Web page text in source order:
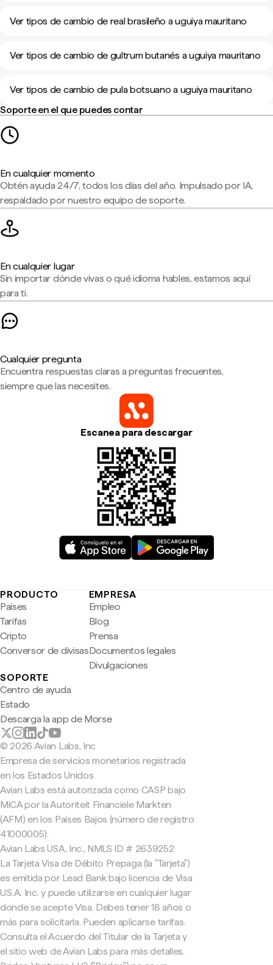
Ver tipos de cambio de real brasileño a uguiya mauritano
Ver tipos de cambio de gultrum butanés a uguiya mauritano
Ver tipos de cambio de pula botsuano a uguiya mauritano
Soporte en el que puedes contar
En cualquier momento
Obtén ayuda 24/7, todos los días del año. Impulsado por IA,
respaldado por nuestro equipo de soporte.
En cualquier lugar
Sin importar dónde vivas o qué idioma hables, estamos aquí
para ti.
Cualquier pregunta
Encuentra respuestas claras a preguntas frecuentes,
siempre que las necesites.
Escanea para descargar
PRODUCTO
Países
Tarifas
Cripto
Conversor de divisas
EMPRESA
Empleo
Blog
Prensa
Documentos legales
Divulgaciones
SOPORTE
Centro de ayuda
Estado
Descarga la app de Morse
© 2026 Avian Labs, Inc
Empresa de servicios monetarios registrada
en los Estados Unidos
Avian Labs está autorizada como CASP bajo
MiCA por la Autoriteit Financiële Markten
(AFM) en los Países Bajos (número de registro
41000005).
Avian Labs USA, Inc., NMLS ID # 2639252
La Tarjeta Visa de Débito Prepaga (la "Tarjeta")
es emitida por Lead Bank bajo licencia de Visa
U.S.A. Inc. y puede utilizarse en cualquier lugar
donde se acepte Visa. Debes tener 18 años o
más para solicitarla. Pueden aplicarse tarifas.
Consulta el Acuerdo del Titular de la Tarjeta y
el sitio web de Avian Labs para más detalles.